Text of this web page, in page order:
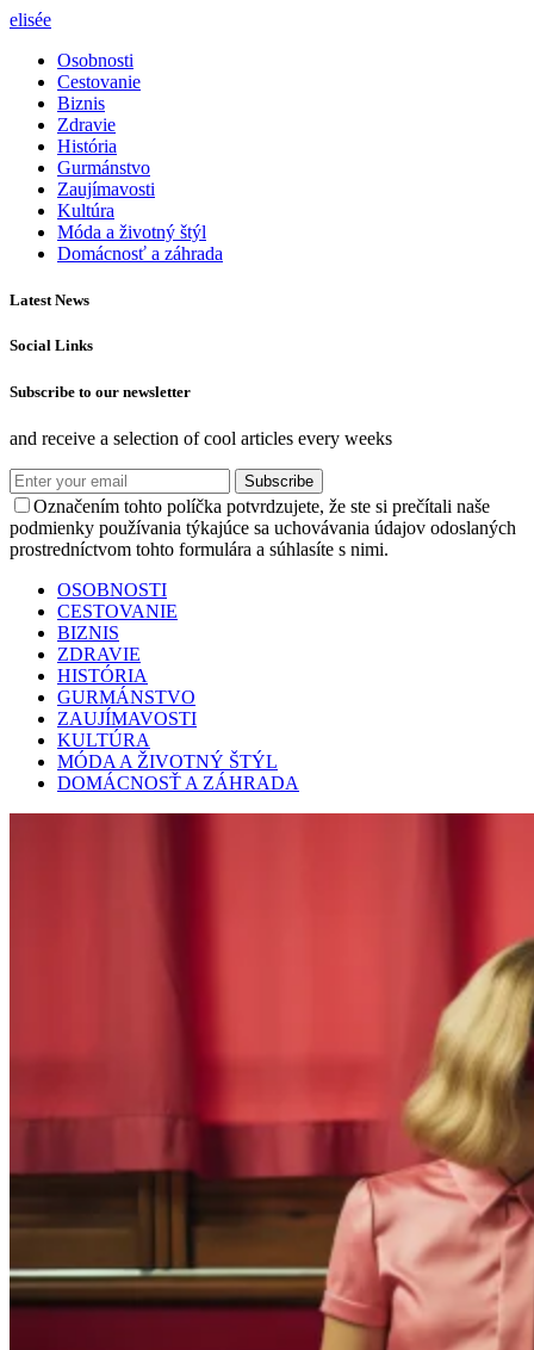
elisée
Osobnosti
Cestovanie
Biznis
Zdravie
História
Gurmánstvo
Zaujímavosti
Kultúra
Móda a životný štýl
Domácnosť a záhrada
Latest News
Social Links
Subscribe to our newsletter
and receive a selection of cool articles every weeks
Subscribe
Označením tohto políčka potvrdzujete, že ste si prečítali naše
podmienky používania týkajúce sa uchovávania údajov odoslaných
prostredníctvom tohto formulára a súhlasíte s nimi.
OSOBNOSTI
CESTOVANIE
BIZNIS
ZDRAVIE
HISTÓRIA
GURMÁNSTVO
ZAUJÍMAVOSTI
KULTÚRA
MÓDA A ŽIVOTNÝ ŠTÝL
DOMÁCNOSŤ A ZÁHRADA